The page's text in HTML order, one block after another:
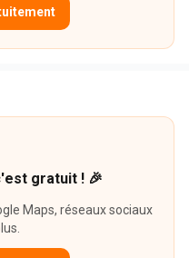
gratuit ! 🎉
Maps, réseaux sociaux